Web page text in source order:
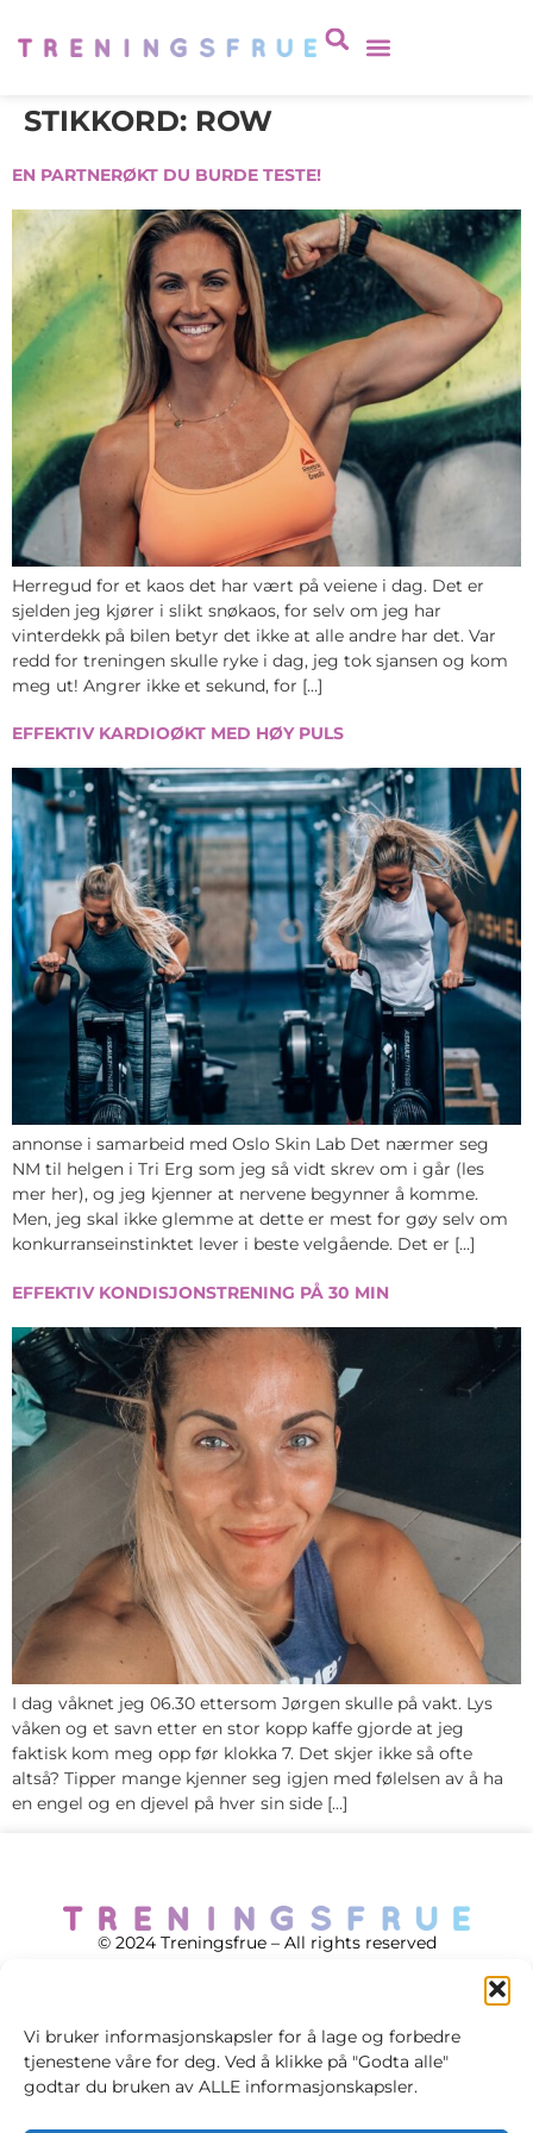
Vi bruker informasjonskapsler for å lage og forbedre
tjenestene våre for deg. Ved å klikke på "Godta alle"
godtar du bruken av ALLE informasjonskapsler.
STIKKORD: ROW
EN PARTNERØKT DU BURDE TESTE!
Herregud for et kaos det har vært på veiene i dag. Det er
sjelden jeg kjører i slikt snøkaos, for selv om jeg har
vinterdekk på bilen betyr det ikke at alle andre har det. Var
redd for treningen skulle ryke i dag, jeg tok sjansen og kom
meg ut! Angrer ikke et sekund, for […]
EFFEKTIV KARDIOØKT MED HØY PULS
annonse i samarbeid med Oslo Skin Lab Det nærmer seg
NM til helgen i Tri Erg som jeg så vidt skrev om i går (les
mer her), og jeg kjenner at nervene begynner å komme.
Men, jeg skal ikke glemme at dette er mest for gøy selv om
konkurranseinstinktet lever i beste velgående. Det er […]
EFFEKTIV KONDISJONSTRENING PÅ 30 MIN
I dag våknet jeg 06.30 ettersom Jørgen skulle på vakt. Lys
våken og et savn etter en stor kopp kaffe gjorde at jeg
faktisk kom meg opp før klokka 7. Det skjer ikke så ofte
altså? Tipper mange kjenner seg igjen med følelsen av å ha
en engel og en djevel på hver sin side […]
© 2024 Treningsfrue – All rights reserved
Cookie policy